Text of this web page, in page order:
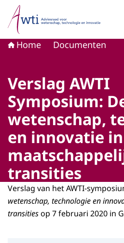
Naar de homepage van
Home Documenten
Verslag AWTI
Symposium:
wetenschap,
en innovatie in
transities
Verslag van het AWTI-
wetenschap, technologie en
transitiesop 7 februari 2020 in